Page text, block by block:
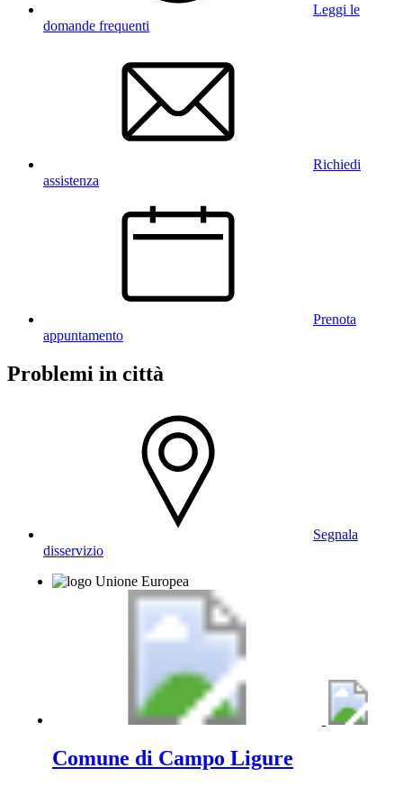
Leggi le
domande frequenti
Richiedi
assistenza
Prenota
appuntamento
Problemi in città
Segnala
disservizio
Comune di Campo Ligure